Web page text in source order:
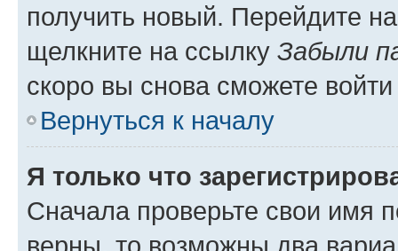
получить новый. Перейдите
щелкните на ссылку Забыли
скоро вы снова сможете
Вернуться к началу
Я только что
Сначала проверьте свои имя
верны, то возможны два